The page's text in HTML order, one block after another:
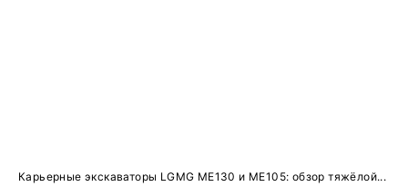
Карьерные экскаваторы LGMG ME130 и ME105: обзор тяжёлой...